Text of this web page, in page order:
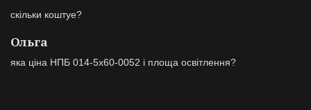
скільки коштуе?
Ольга
яка ціна НПБ 014-5х60-0052 і площа освітлення?